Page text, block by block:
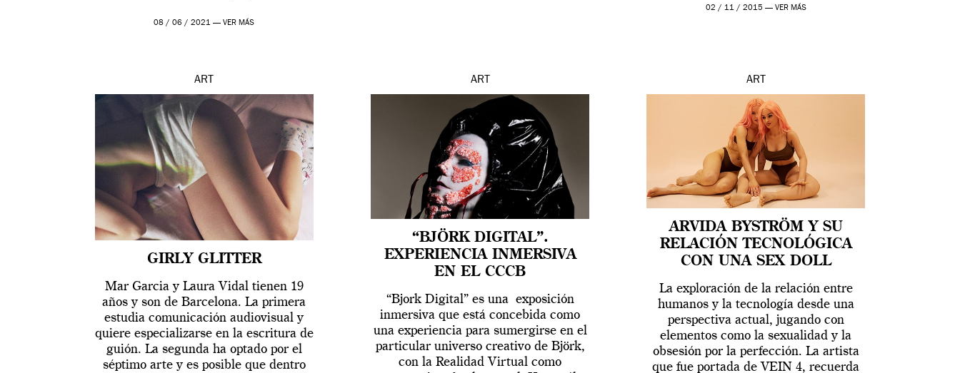
08 / 06 / 2021 —VER MÁS
02 / 11 / 2015 — VER MÁS
ART
GIRLY GLITTER
Mar Garcia y Laura Vidal tienen 19
años y son de Barcelona. La primera
estudia comunicación audiovisual y
quiere especializarse en la escritura de
guión. La segunda ha optado por el
séptimo arte y es posible que dentro
ART
“BJÖRK DIGITAL”.
EXPERIENCIA INMERSIVA
EN EL CCCB
“Bjork Digital” es una exposición
inmersiva que está concebida como
una experiencia para sumergirse en el
particular universo creativo de Björk,
con la Realidad Virtual como
ART
ARVIDA BYSTRÖM Y SU
RELACIÓN TECNOLÓGICA
CON UNA SEX DOLL
La exploración de la relación entre
humanos y la tecnología desde una
perspectiva actual, jugando con
elementos como la sexualidad y la
obsesión por la perfección. La artista
que fue portada de VEIN 4, recuerda